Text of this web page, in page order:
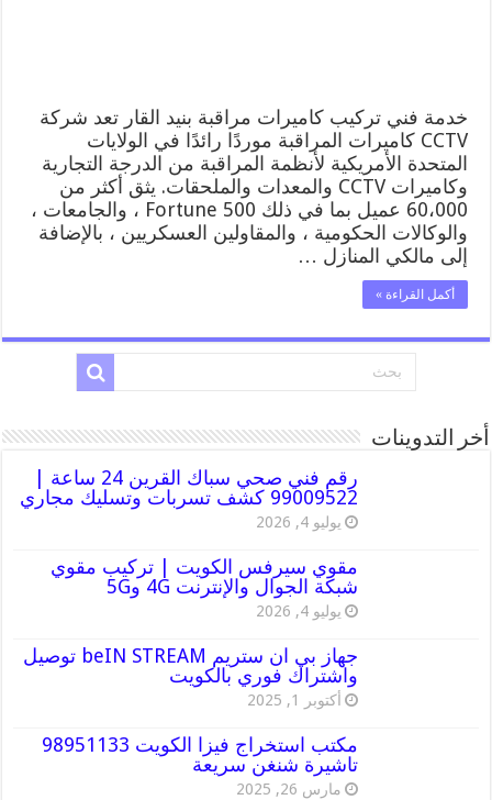
خدمة فني تركيب كاميرات مراقبة بنيد القار تعد شركة
CCTV كاميرات المراقبة موردًا رائدًا في الولايات
المتحدة الأمريكية لأنظمة المراقبة من الدرجة التجارية
وكاميرات CCTV والمعدات والملحقات. يثق أكثر من
60،000 عميل بما في ذلك Fortune 500 ، والجامعات ،
والوكالات الحكومية ، والمقاولين العسكريين ، بالإضافة
إلى مالكي المنازل …
أكمل القراءة »
أخر التدوينات
رقم فني صحي سباك القرين 24 ساعة |
99009522 كشف تسربات وتسليك مجاري
يوليو 4, 2026
مقوي سيرفس الكويت | تركيب مقوي
شبكة الجوال والإنترنت 4G و5G
يوليو 4, 2026
جهاز بي ان ستريم beIN STREAM توصيل
واشتراك فوري بالكويت
أكتوبر 1, 2025
مكتب استخراج فيزا الكويت 98951133
تاشيرة شنغن سريعة
مارس 26, 2025